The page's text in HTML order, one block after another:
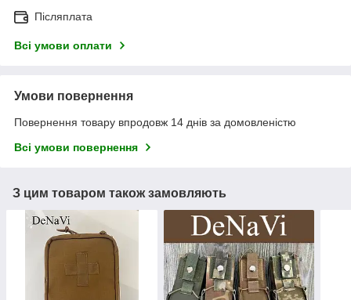
Післяплата
Всі умови оплати
Умови повернення
Повернення товару впродовж 14 днів за домовленістю
Всі умови повернення
З цим товаром також замовляють